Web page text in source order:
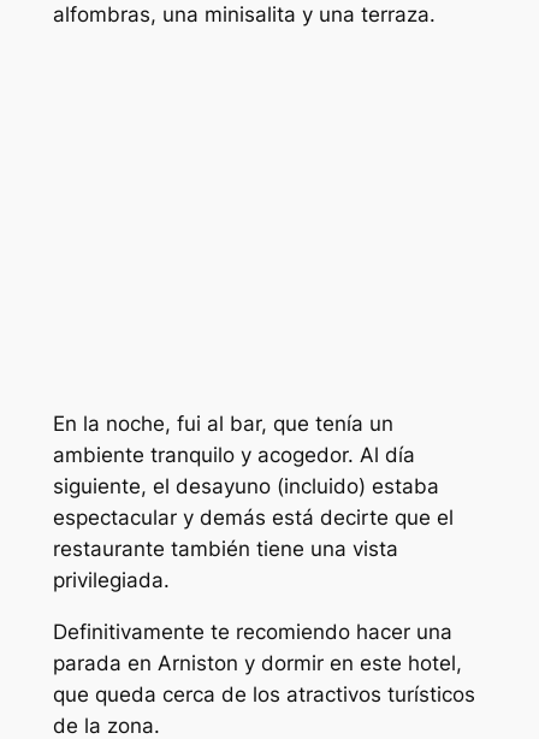
alfombras, una minisalita y una terraza.
En la noche, fui al bar, que tenía un
ambiente tranquilo y acogedor. Al día
siguiente, el desayuno (incluido) estaba
espectacular y demás está decirte que el
restaurante también tiene una vista
privilegiada.
Definitivamente te recomiendo hacer una
parada en Arniston y dormir en este hotel,
que queda cerca de los atractivos turísticos
de la zona.